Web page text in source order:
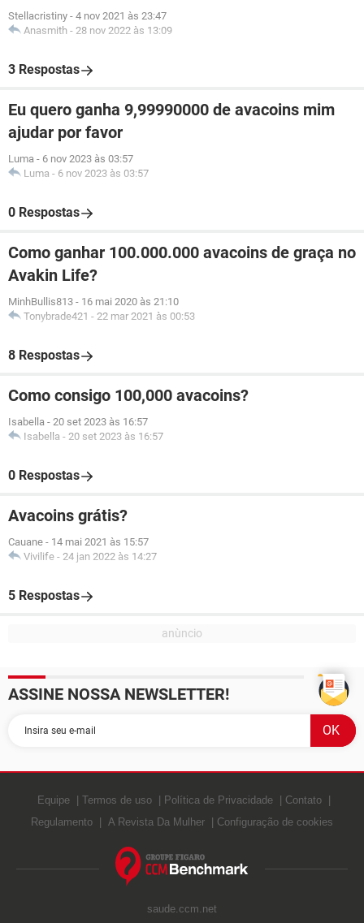
Stellacristiny - 4 nov 2021 às 23:47
Anasmith - 28 nov 2022 às 13:09
3 Respostas
Eu quero ganha 9,99990000 de avacoins mim
ajudar por favor
Luma - 6 nov 2023 às 03:57
Luma - 6 nov 2023 às 03:57
0 Respostas
Como ganhar 100.000.000 avacoins de graça no
Avakin Life?
MinhBullis813 - 16 mai 2020 às 21:10
Tonybrade421 - 22 mar 2021 às 00:53
8 Respostas
Como consigo 100,000 avacoins?
Isabella - 20 set 2023 às 16:57
Isabella - 20 set 2023 às 16:57
0 Respostas
Avacoins grátis?
Cauane - 14 mai 2021 às 15:57
Vivilife - 24 jan 2022 às 14:27
5 Respostas
ASSINE NOSSA NEWSLETTER!
Equipe Termos de uso Política de Privacidade
Contato
Regulamento
A Revista Da Mulher Configuração de cookies
saude.ccm.net